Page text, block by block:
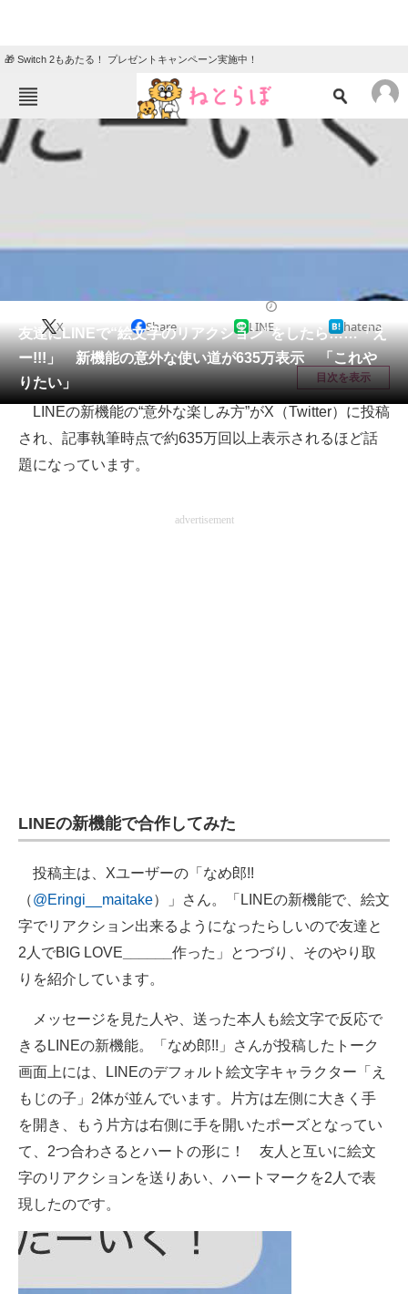
🎁 Switch 2もあたる！ プレゼントキャンペーン実施中！
ねとらぼメニュー
TOP ニュース
会員記事
メディア
注目記事を集めた総合ページ
ITの今と未来を見通す
進化するPCとデバイスの未来
企業向けIT製品の総合サイト
IT製品の技術・比較・事例
製造業のIT導入・活用を支援
モノづくり技術者専門サイト
電子設計の基本と応用
エネルギーの専門メディア
ちょっと気になるネットの話題
友達にLINEで“絵文字のリアクション”をしたら……「え
ー!!!」 新機能の意外な使い道が635万表示 「これや
りたい」
X Share LINE hatena
目次を表示
LINEの新機能の“意外な楽しみ方”がX（Twitter）に投稿
され、記事執筆時点で約635万回以上表示されるほど話
題になっています。
advertisement
LINEの新機能で合作してみた
投稿主は、Xユーザーの「なめ郎!!
（@Eringi__maitake）」さん。「LINEの新機能で、絵文
字でリアクション出来るようになったらしいので友達と
2人でBIG LOVE
作った」とつづり、そのやり取
りを紹介しています。
メッセージを見た人や、送った本人も絵文字で反応で
きるLINEの新機能。「なめ郎!!」さんが投稿したトーク
画面上には、LINEのデフォルト絵文字キャラクター「え
もじの子」2体が並んでいます。片方は左側に大きく手
を開き、もう片方は右側に手を開いたポーズとなってい
て、2つ合わさるとハートの形に！ 友人と互いに絵文
字のリアクションを送りあい、ハートマークを2人で表
現したのです。